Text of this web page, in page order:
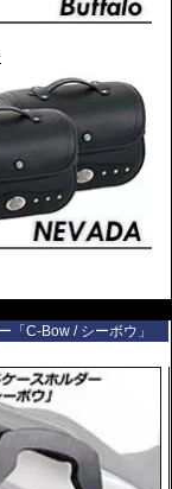
「C-Bow / シーボウ」